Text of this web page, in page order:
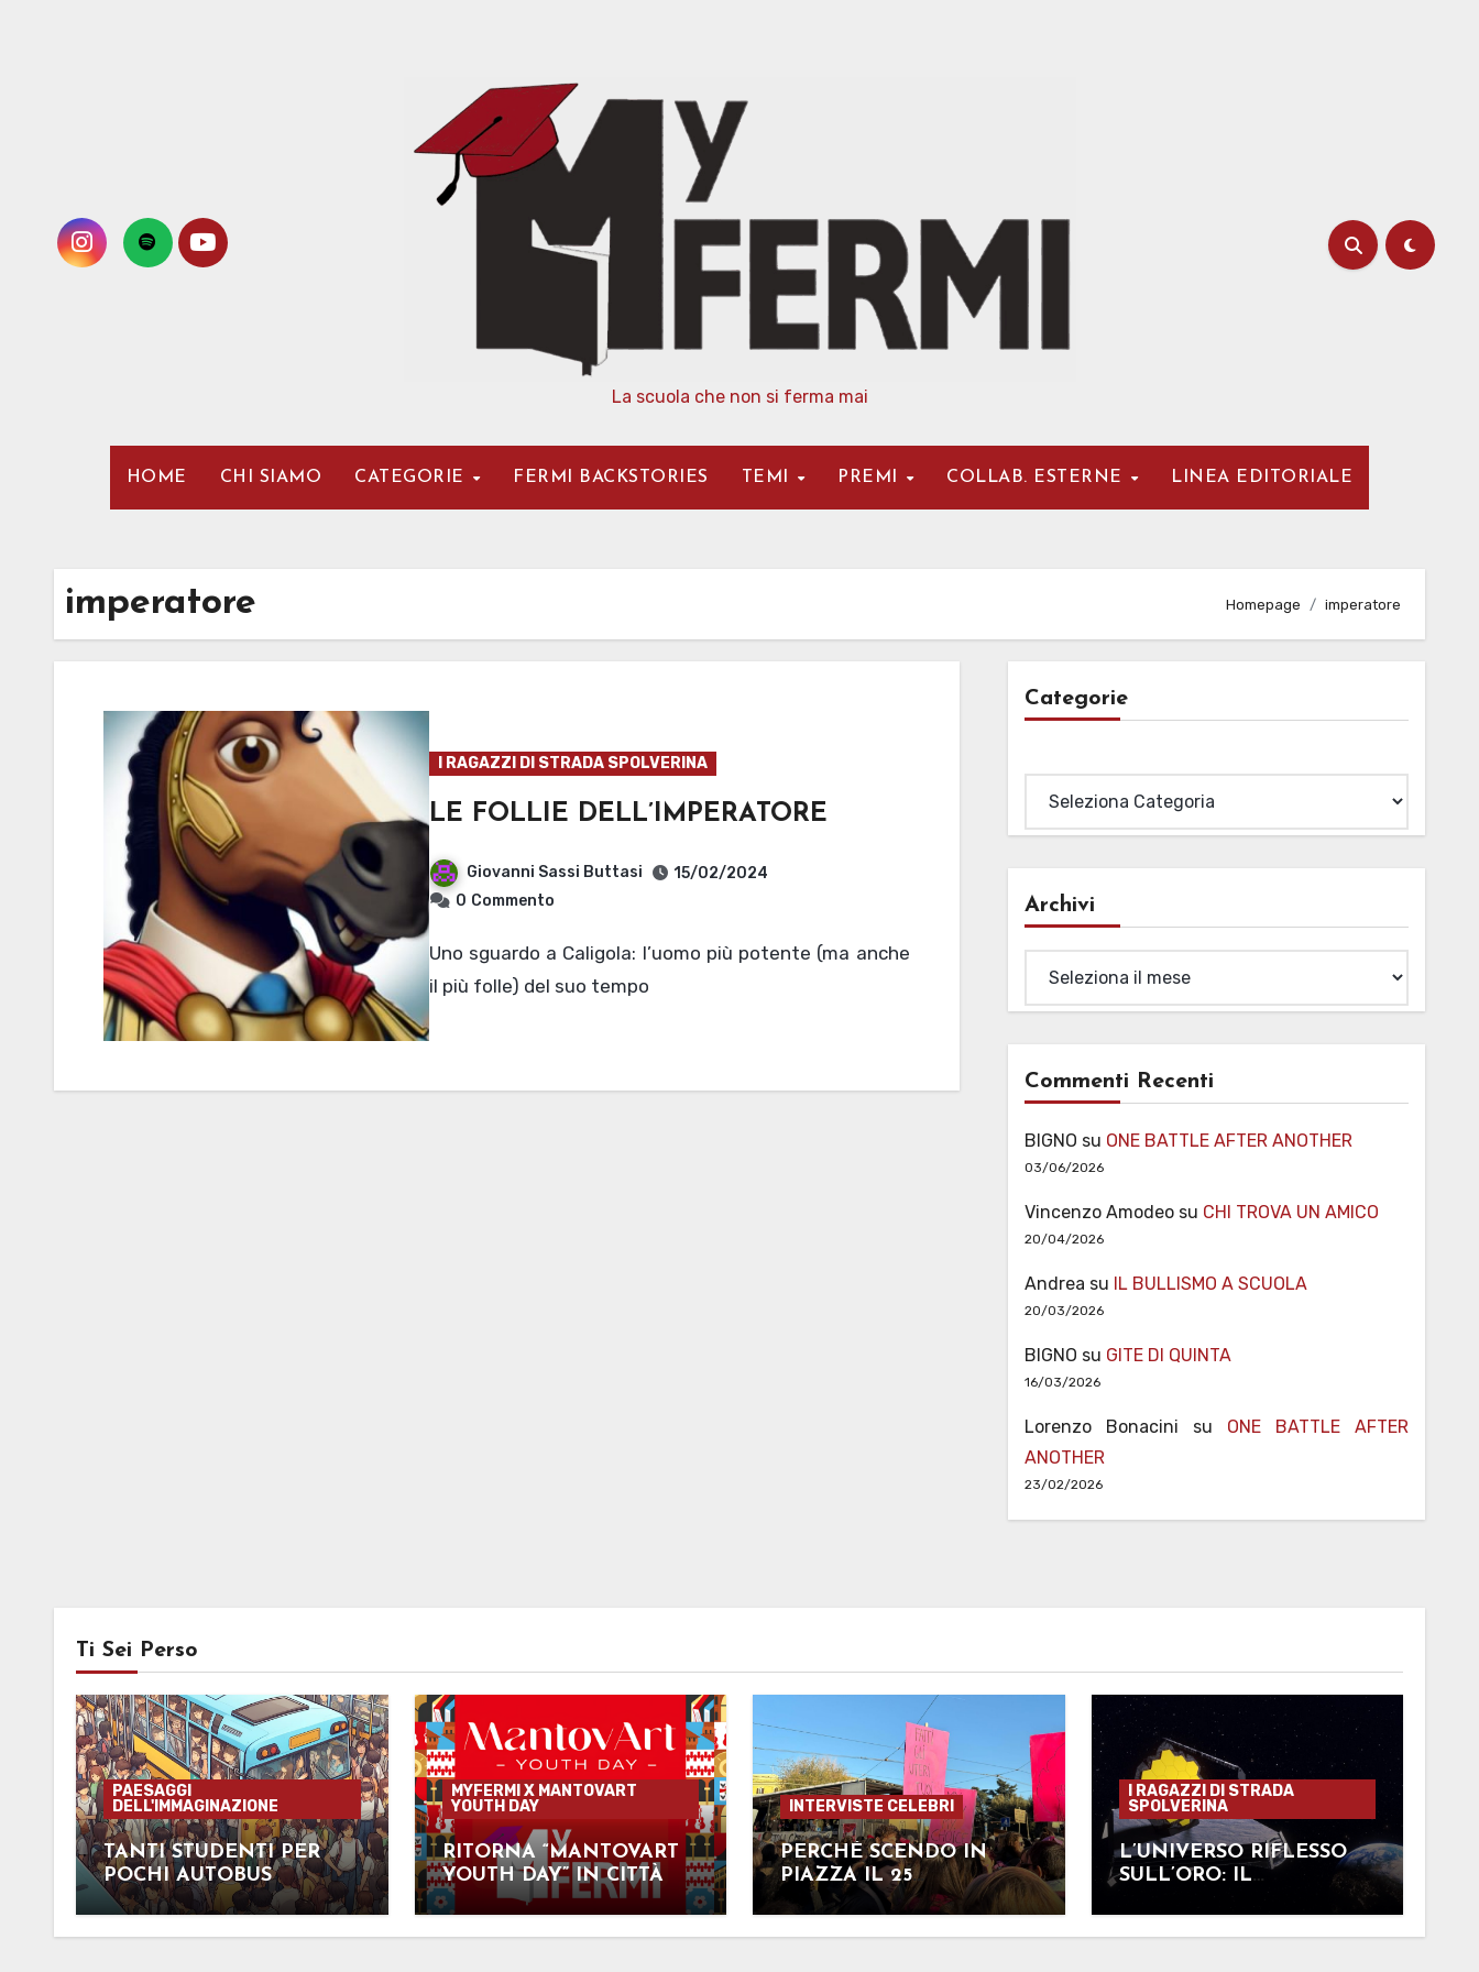
La scuola che non si ferma mai
HOME CHI SIAMO CATEGORIE FERMI BACKSTORIES TEMI PREMI COLLAB. ESTERNE LINEA EDITORIALE
imperatore Homepage imperatore
I RAGAZZI DI STRADA SPOLVERINA
LE FOLLIE DELL’IMPERATORE
Giovanni Sassi Buttasi
15/02/2024
0 Commento
Uno sguardo a Caligola: l’uomo più potente (ma anche
il più folle) del suo tempo
Categorie
Archivi
Commenti Recenti
BIGNO su ONE BATTLE AFTER ANOTHER
03/06/2026
Vincenzo Amodeosu CHI TROVA UN AMICO
20/04/2026
Andrea su IL BULLISMO A SCUOLA
20/03/2026
BIGNO su GITE DI QUINTA
16/03/2026
Lorenzo Bonacini su ONE BATTLE AFTER
ANOTHER
23/02/2026
Ti Sei Perso
PAESAGGI
DELL'IMMAGINAZIONE
TANTI STUDENTI PER
POCHI AUTOBUS
MYFERMI X MANTOVART
YOUTH DAY
RITORNA “MANTOVART
YOUTH DAY” IN CITTÀ
INTERVISTE CELEBRI
PERCHÉ SCENDO IN
PIAZZA IL 25
NOVEMBRE ?
I RAGAZZI DI STRADA
SPOLVERINA
L’UNIVERSO RIFLESSO
SULL’ORO: IL